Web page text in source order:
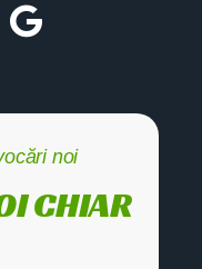
noi
CHIAR